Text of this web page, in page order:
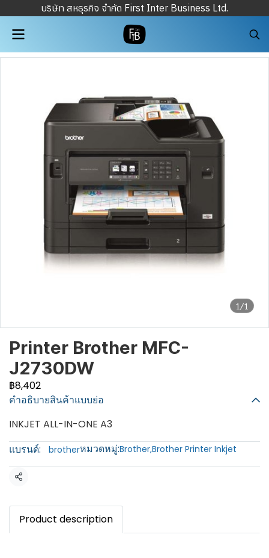
บริษัท สหธุรกิจ จำกัด First Inter Business Ltd.
1/1
Printer Brother MFC-
J2730DW
฿8,402
คำอธิบายสินค้าแบบย่อ
INKJET ALL-IN-ONE A3
แบรนด์:
brotherหมวดหมู่:Brother,Brother Printer Inkjet
แชร์
Product description